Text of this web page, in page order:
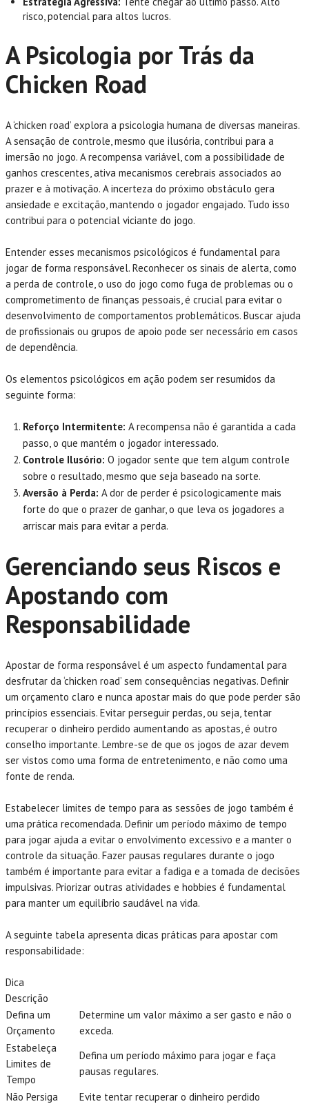
risco, potencial para altos lucros.
A Psicologia por Trás da
Chicken Road
A ‘chicken road’ explora a psicologia humana de diversas maneiras.
A sensação de controle, mesmo que ilusória, contribui para a
imersão no jogo. A recompensa variável, com a possibilidade de
ganhos crescentes, ativa mecanismos cerebrais associados ao
prazer e à motivação. A incerteza do próximo obstáculo gera
ansiedade e excitação, mantendo o jogador engajado. Tudo isso
contribui para o potencial viciante do jogo.
Entender esses mecanismos psicológicos é fundamental para
jogar de forma responsável. Reconhecer os sinais de alerta, como
a perda de controle, o uso do jogo como fuga de problemas ou o
comprometimento de finanças pessoais, é crucial para evitar o
desenvolvimento de comportamentos problemáticos. Buscar ajuda
de profissionais ou grupos de apoio pode ser necessário em casos
de dependência.
Os elementos psicológicos em ação podem ser resumidos da
seguinte forma:
Reforço Intermitente: A recompensa não é garantida a cada
passo, o que mantém o jogador interessado.
Controle Ilusório: O jogador sente que tem algum controle
sobre o resultado, mesmo que seja baseado na sorte.
Aversão à Perda: A dor de perder é psicologicamente mais
forte do que o prazer de ganhar, o que leva os jogadores a
arriscar mais para evitar a perda.
Gerenciando seus Riscos e
Apostando com
Responsabilidade
Apostar de forma responsável é um aspecto fundamental para
desfrutar da ‘chicken road’ sem consequências negativas. Definir
um orçamento claro e nunca apostar mais do que pode perder são
princípios essenciais. Evitar perseguir perdas, ou seja, tentar
recuperar o dinheiro perdido aumentando as apostas, é outro
conselho importante. Lembre-se de que os jogos de azar devem
ser vistos como uma forma de entretenimento, e não como uma
fonte de renda.
Estabelecer limites de tempo para as sessões de jogo também é
uma prática recomendada. Definir um período máximo de tempo
para jogar ajuda a evitar o envolvimento excessivo e a manter o
controle da situação. Fazer pausas regulares durante o jogo
também é importante para evitar a fadiga e a tomada de decisões
impulsivas. Priorizar outras atividades e hobbies é fundamental
para manter um equilíbrio saudável na vida.
A seguinte tabela apresenta dicas práticas para apostar com
responsabilidade:
Dica
Descrição
Defina um
Orçamento
Determine um valor máximo a ser gasto e não o
exceda.
Estabeleça
Limites de
Tempo
Defina um período máximo para jogar e faça
pausas regulares.
Não Persiga
Evite tentar recuperar o dinheiro perdido